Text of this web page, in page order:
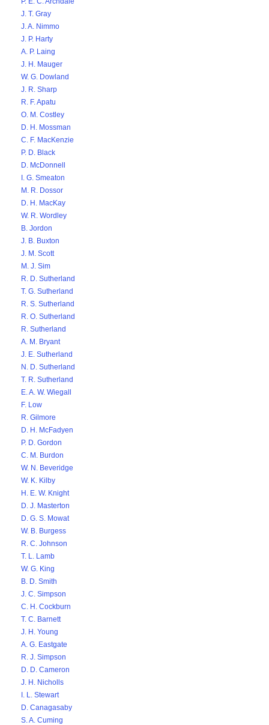
J. T. Gray
J. A. Nimmo
J. P. Harty
A. P. Laing
J. H. Mauger
W. G. Dowland
J. R. Sharp
R. F. Apatu
O. M. Costley
D. H. Mossman
C. F. MacKenzie
P. D. Black
D. McDonnell
I. G. Smeaton
M. R. Dossor
D. H. MacKay
W. R. Wordley
B. Jordon
J. B. Buxton
J. M. Scott
M. J. Sim
R. D. Sutherland
T. G. Sutherland
R. S. Sutherland
R. O. Sutherland
R. Sutherland
A. M. Bryant
J. E. Sutherland
N. D. Sutherland
T. R. Sutherland
E. A. W. Wiegall
F. Low
R. Gilmore
D. H. McFadyen
P. D. Gordon
C. M. Burdon
W. N. Beveridge
W. K. Kilby
H. E. W. Knight
D. J. Masterton
D. G. S. Mowat
W. B. Burgess
R. C. Johnson
T. L. Lamb
W. G. King
B. D. Smith
J. C. Simpson
C. H. Cockburn
T. C. Barnett
J. H. Young
A. G. Eastgate
R. J. Simpson
D. D. Cameron
J. H. Nicholls
I. L. Stewart
D. Canagasaby
S. A. Cuming